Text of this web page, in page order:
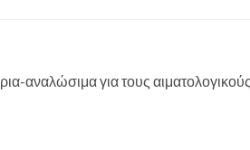
αναλώσιμα για τους